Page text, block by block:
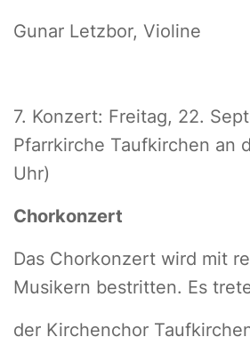
Gunar Letzbor, Violine
7. Konzert: Freitag, 22.
Pfarrkirche Taufkirchen an
Uhr)
Chorkonzert
Das Chorkonzert wird mit
Musikern bestritten. Es
der Kirchenchor